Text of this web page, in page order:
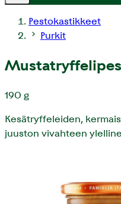
Pestokastikkeet
Purkit
190 g
Kesätryffeleiden,
juuston vivahteen